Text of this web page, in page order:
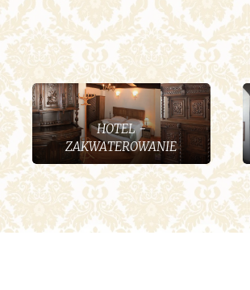
HOTEL -
ZAKWATEROWANIE